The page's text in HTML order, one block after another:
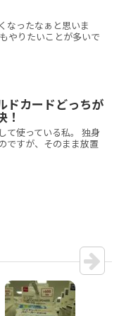
なったなぁと思いま
やりたいことが多いで
ドカードどっちが
！
て使っている私。 独身
ですが、そのまま放置